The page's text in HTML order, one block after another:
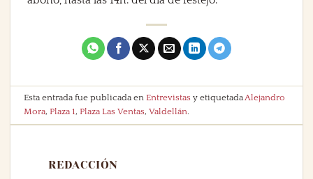
Esta entrada fue publicada enEntrevistas y etiquetadaAlejandro
Mora,Plaza 1,Plaza Las Ventas,Valdellán.
REDACCIÓN